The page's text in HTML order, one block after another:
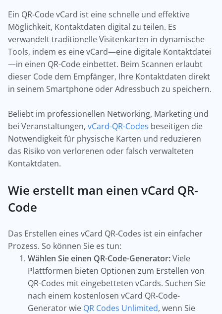
Ein QR-Code vCard ist eine schnelle und effektive
Möglichkeit, Kontaktdaten digital zu teilen. Es
verwandelt traditionelle Visitenkarten in dynamische
Tools, indem es eine vCard—eine digitale Kontaktdatei
—in einen QR-Code einbettet. Beim Scannen erlaubt
dieser Code dem Empfänger, Ihre Kontaktdaten direkt
in seinem Smartphone oder Adressbuch zu speichern.
Beliebt im professionellen Networking, Marketing und
bei Veranstaltungen, vCard-QR-Codes beseitigen die
Notwendigkeit für physische Karten und reduzieren
das Risiko von verlorenen oder falsch verwalteten
Kontaktdaten.
Wie erstellt man einen vCard QR-
Code
Das Erstellen eines vCard QR-Codes ist ein einfacher
Prozess. So können Sie es tun:
Wählen Sie einen QR-Code-Generator:Viele
Plattformen bieten Optionen zum Erstellen von
QR-Codes mit eingebetteten vCards. Suchen Sie
nach einem kostenlosen vCard QR-Code-
Generator wie QR Codes Unlimited, wenn Sie